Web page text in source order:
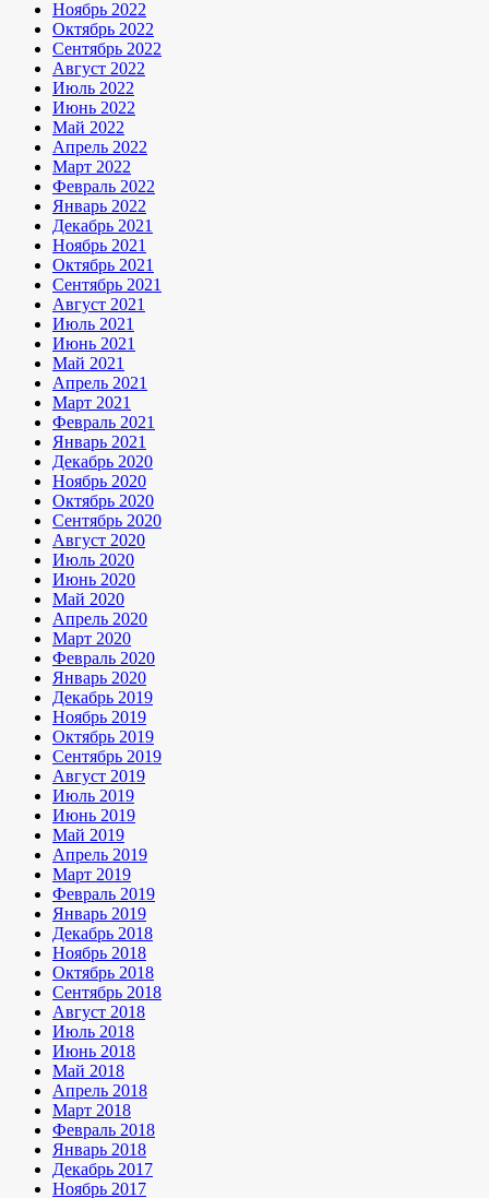
Ноябрь 2022
Октябрь 2022
Сентябрь 2022
Август 2022
Июль 2022
Июнь 2022
Май 2022
Апрель 2022
Март 2022
Февраль 2022
Январь 2022
Декабрь 2021
Ноябрь 2021
Октябрь 2021
Сентябрь 2021
Август 2021
Июль 2021
Июнь 2021
Май 2021
Апрель 2021
Март 2021
Февраль 2021
Январь 2021
Декабрь 2020
Ноябрь 2020
Октябрь 2020
Сентябрь 2020
Август 2020
Июль 2020
Июнь 2020
Май 2020
Апрель 2020
Март 2020
Февраль 2020
Январь 2020
Декабрь 2019
Ноябрь 2019
Октябрь 2019
Сентябрь 2019
Август 2019
Июль 2019
Июнь 2019
Май 2019
Апрель 2019
Март 2019
Февраль 2019
Январь 2019
Декабрь 2018
Ноябрь 2018
Октябрь 2018
Сентябрь 2018
Август 2018
Июль 2018
Июнь 2018
Май 2018
Апрель 2018
Март 2018
Февраль 2018
Январь 2018
Декабрь 2017
Ноябрь 2017